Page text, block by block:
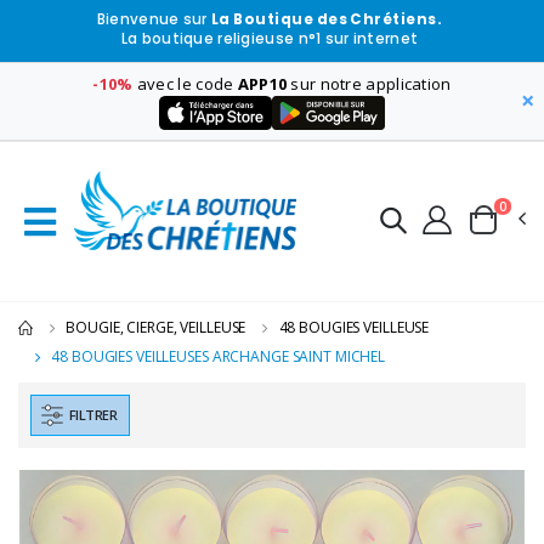
Bienvenue sur La Boutique des Chrétiens.
La boutique religieuse n°1 sur internet
-10% avec le code APP10 sur notre application
×
0
BOUGIE, CIERGE, VEILLEUSE
48 BOUGIES VEILLEUSE
48 BOUGIES VEILLEUSES ARCHANGE SAINT MICHEL
FILTRER